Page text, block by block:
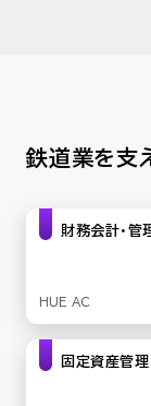
鉄道業を支
財務会計・管
HUE AC
固定資産管理